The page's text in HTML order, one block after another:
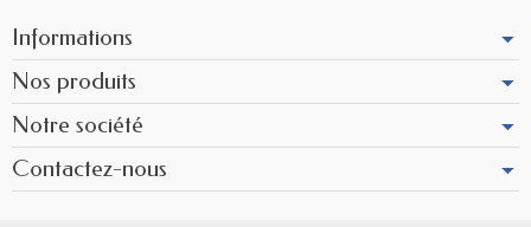
Informations
Nos produits
Notre société
Contactez-nous